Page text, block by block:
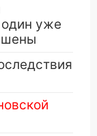
уже